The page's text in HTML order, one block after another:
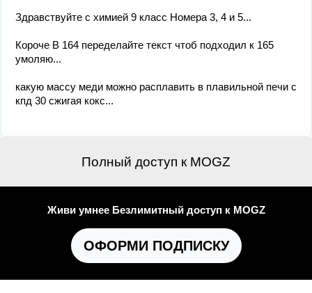
Здравствуйте с химией 9 класс Номера 3, 4 и 5...
Короче В 164 переделайте текст чтоб подходил к 165
умоляю...
какую массу меди можно расплавить в плавильной печи с
кпд 30 сжигая кокс...
Полный доступ к MOGZ
Живи умнее Безлимитный доступ к MOGZ
ОФОРМИ ПОДПИСКУ